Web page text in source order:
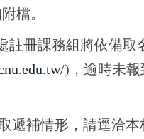
檔。
冊課務組將依備取
)，逾時未
遞補情形，請逕洽